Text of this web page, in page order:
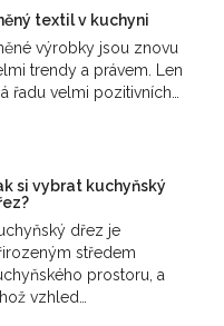
textil v kuchyni
výrobky jsou znovu
trendy a právem. Len
řadu velmi pozitivních…
si vybrat kuchyňský
dřez je
středem
prostoru, a
vzhled…